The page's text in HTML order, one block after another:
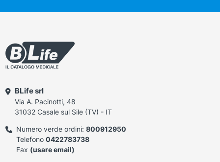
BLife srl
Via A. Pacinotti, 48
31032 Casale sul Sile (TV) - IT
Numero verde ordini: 800912950
Telefono 0422783738
Fax (usare email)